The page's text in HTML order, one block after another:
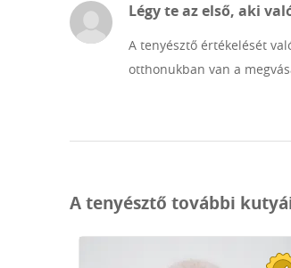
Légy te az első, aki
A tenyésztő értékelését
otthonukban van a
A tenyésztő további